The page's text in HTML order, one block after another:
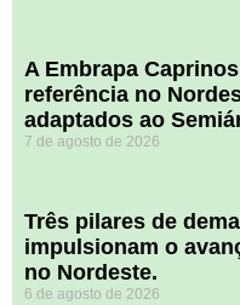
A Embrapa
referência no
adaptados ao
7 de agosto de 2026
​Três pilares de
impulsionam o
no Nordeste.
6 de agosto de 2026